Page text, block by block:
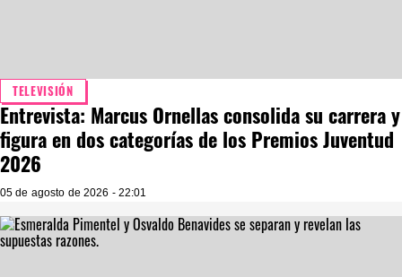
TELEVISIÓN
Entrevista: Marcus Ornellas consolida su carrera y
figura en dos categorías de los Premios Juventud
2026
05 de agosto de 2026 - 22:01